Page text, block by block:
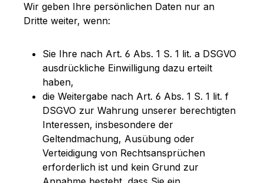
Wir geben Ihre persönlichen Daten nur an
Dritte weiter, wenn:
Sie Ihre nach Art. 6 Abs. 1 S. 1 lit. a DSGVO
ausdrückliche Einwilligung dazu erteilt
haben,
die Weitergabe nach Art. 6 Abs. 1 S. 1 lit. f
DSGVO zur Wahrung unserer berechtigten
Interessen, insbesondere der
Geltendmachung, Ausübung oder
Verteidigung von Rechtsansprüchen
erforderlich ist und kein Grund zur